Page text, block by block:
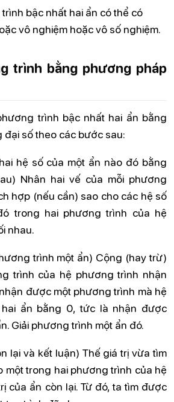
bậc nhất hai ẩn có thể có
vô nghiệm hoặc vô số nghiệm.
trình bằng phương pháp
trình bậc nhất hai ẩn bằng
số theo các bước sau:
hệ số của một ẩn nào đó bằng
Nhân hai vế của mỗi phương
hợp (nếu cần) sao cho các hệ số
trong hai phương trình của hệ
nhau.
trình một ẩn) Cộng (hay trừ)
trình của hệ phương trình nhận
được một phương trình mà hệ
ẩn bằng 0, tức là nhận được
Giải phương trình một ẩn đó.
lại và kết luận) Thế giá trị vừa tìm
một trong hai phương trình của hệ
của ẩn còn lại. Từ đó, ta tìm được